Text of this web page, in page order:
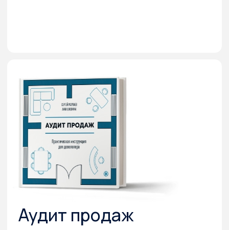
значимости, но оттесняется на второй, даже
на третий план. Маркетинг продукта
и территории проекта выходят на первую
линию. Стоимость квадратного метра может
быть существенно выше конкурента,
но за счет продуманной эргономики квартир,
квартирографии, благоустройству
территории потребитель делает осознанный
выбор в вашу пользу.
В данной книге собран наш опыт в реализации
проектов «экономического» формата в семи
городах (Новосибирск, Омск, Тюмень,
Екатеринбург, Сургут, Ставрополь, Вологда)
за последние пять лет. Общий объем
реализуемых проектов более миллиона
Данная книга построена по принципу
инструкции: минимум теории, максимум
инструкций — «что» и «как» делать.